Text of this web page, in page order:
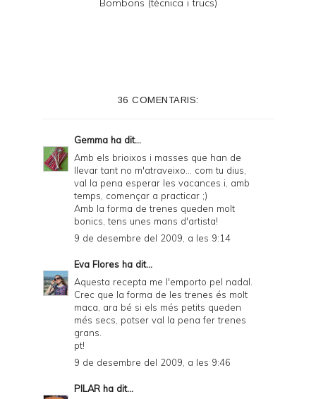
Bombons (tècnica i trucs)
36 COMENTARIS:
Gemma ha dit...
Amb els brioixos i masses que han de
llevar tant no m'atraveixo... com tu dius,
val la pena esperar les vacances i, amb
temps, començar a practicar ;)
Amb la forma de trenes queden molt
bonics, tens unes mans d'artista!
9 de desembre del 2009, a les 9:14
Eva Flores ha dit...
Aquesta recepta me l'emporto pel nadal.
Crec que la forma de les trenes és molt
maca, ara bé si els més petits queden
més secs, potser val la pena fer trenes
grans.
pt!
9 de desembre del 2009, a les 9:46
PILAR ha dit...